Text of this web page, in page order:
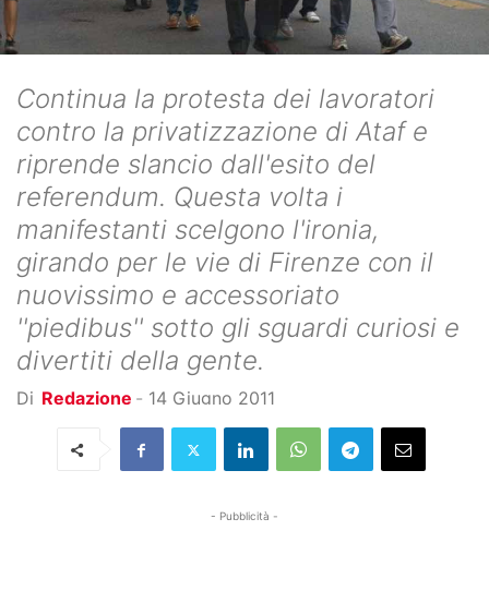
Continua la protesta dei lavoratori
contro la privatizzazione di Ataf e
riprende slancio dall'esito del
referendum. Questa volta i
manifestanti scelgono l'ironia,
girando per le vie di Firenze con il
nuovissimo e accessoriato
''piedibus'' sotto gli sguardi curiosi e
divertiti della gente.
Di Redazione - 14 Giugno 2011
- Pubblicità -